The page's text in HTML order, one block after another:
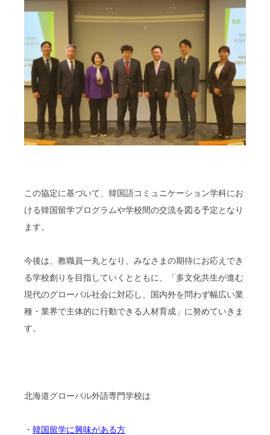
この協定に基づいて、韓国語コミュニケーション学科にお
ける韓国留学プログラムや学校間の交流を図る予定となり
ます。
今後は、教職員一丸となり、みなさまの期待にお応えでき
る学校創りを目指していくとともに、「多文化共生が進む
現代のグローバル社会に対応し、国内外を問わず幅広い業
種・業界で主体的に行動できる人材育成」に努めていきま
す。
北海道グローバル外語専門学校は
・ 韓国留学に興味がある方